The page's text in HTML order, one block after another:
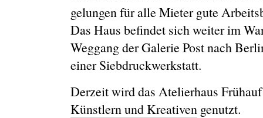
gelungen für alle Mieter gute
Das Haus befindet sich weiter im
Weggang der Galerie Post nach
einer Siebdruckwerkstatt.
Derzeit wird das Atelierhaus
Künstlern und Kreativen genutzt.